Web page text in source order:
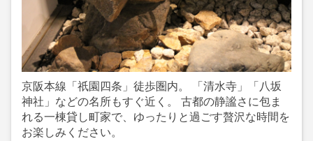
京阪本線「祇園四条」徒歩圏内。 「清水寺」「八坂
神社」などの名所もすぐ近く。 古都の静謐さに包ま
れる一棟貸し町家で、ゆったりと過ごす贅沢な時間を
お楽しみください。